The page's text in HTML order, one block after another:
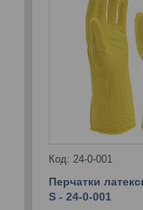
24-0-001
Перчатки
S - 24-0-001